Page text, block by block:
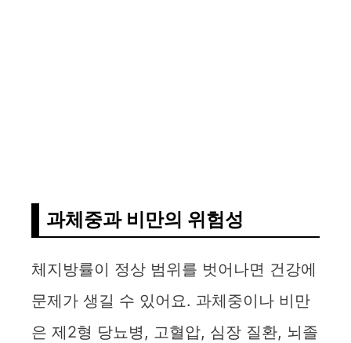
과체중과 비만의 위험성
체지방률이 정상 범위를 벗어나면 건강에
문제가 생길 수 있어요. 과체중이나 비만
은 제2형 당뇨병, 고혈압, 심장 질환, 뇌졸